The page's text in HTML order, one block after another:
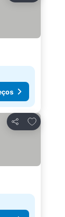
Partilhar
Adicionar